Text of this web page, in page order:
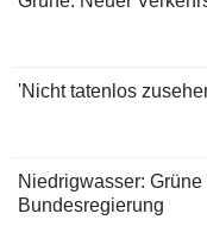
'Nicht tatenlos
Niedrigwasser:
Bundesregierung